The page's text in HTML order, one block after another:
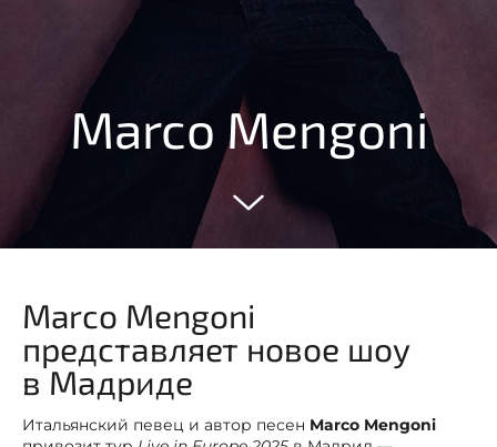
Marco Mengoni
Marco Mengoni
представляет новое шоу
в Мадриде
Итальянский певец и автор песен Marco Mengoni